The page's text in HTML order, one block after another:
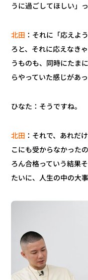
うに過ごしてほしい」
北田 ：それに「応えよ
ろと、それに応えなき
うものも、同時にたま
らやっていた感じがあっ
ひなた：そうですね。
北田 ：それで、あれだ
こにも受からなかった
ろん合格っていう結果
たいに、人生の中の大